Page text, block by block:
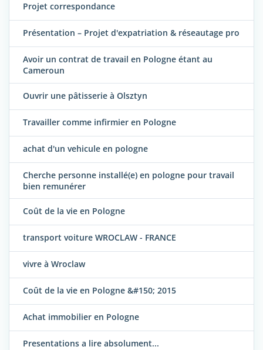
Projet correspondance
Présentation – Projet d'expatriation & réseautage pro
Avoir un contrat de travail en Pologne étant au
Cameroun
Ouvrir une pâtisserie à Olsztyn
Travailler comme infirmier en Pologne
achat d'un vehicule en pologne
Cherche personne installé(e) en pologne pour travail
bien remunérer
Coût de la vie en Pologne
transport voiture WROCLAW - FRANCE
vivre à Wroclaw
Coût de la vie en Pologne &#150; 2015
Achat immobilier en Pologne
Presentations a lire absolument...